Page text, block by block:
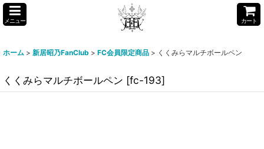
メニュー カート
ホーム > 新居昭乃FanClub > FC会員限定商品 > くくみらマルチボールペン
くくみらマルチボールペン [fc-193]